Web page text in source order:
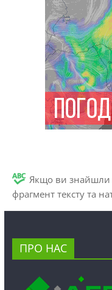
Якщо ви знайшли
фрагмент тексту та
ПРО НАС